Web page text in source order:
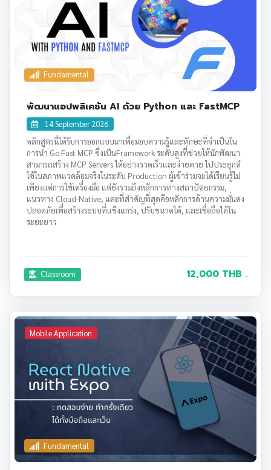
Fundamental
พัฒนาแอปพลิเคชัน AI ด้วย Python และ FastMCP
14 September 2026
หลักสูตรนี้ได้รับการออกแบบมาเพื่อมอบความรู้และทักษะที่จำเป็นใน
การนำ Go Fast MCP ซึ่งเป็นFramework ระดับสูงที่ช่วยให้นักพัฒนา
สามารถสร้าง MCP Servers ได้อย่างรวดเร็วและง่ายดาย ไปประยุกต์
ใช้ในสภาพแวดล้อมจริงในระดับ Production ผู้เข้าร่วมจะได้เรียนรู้ไม่
เพียงแค่การใช้เครื่องมือ แต่ยังรวมถึงหลักการทางสถาปัตยกรรม,
แนวทาง Cloud-Native, และที่สำคัญที่สุดคือหลักการด้านความมั่นคง
ปลอดภัยเพื่อสร้างระบบที่แข็งแกร่ง, ปรับขนาดได้, และเชื่อถือได้ใน
ระยะยาว
Classroom 12,000 THB .
Mobile Application
Fundamental